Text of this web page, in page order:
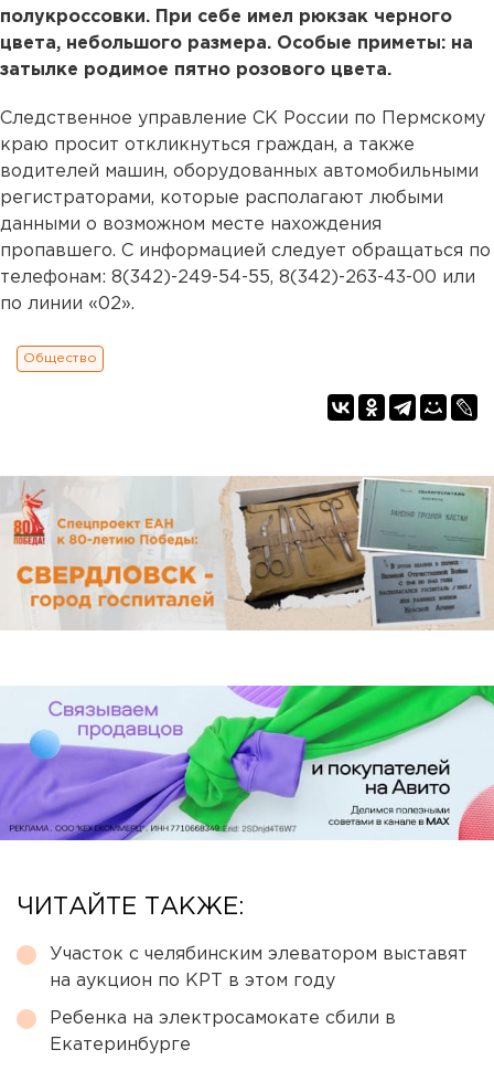
полукроссовки. При себе имел рюкзак черного
цвета, небольшого размера. Особые приметы: на
затылке родимое пятно розового цвета.
Следственное управление СК России по Пермскому
краю просит откликнуться граждан, а также
водителей машин, оборудованных автомобильными
регистраторами, которые располагают любыми
данными о возможном месте нахождения
пропавшего. С информацией следует обращаться по
телефонам: 8(342)-249-54-55, 8(342)-263-43-00 или
по линии «02».
Общество
ЧИТАЙТЕ ТАКЖЕ:
Участок с челябинским элеватором выставят
на аукцион по КРТ в этом году
Ребенка на электросамокате сбили в
Екатеринбурге